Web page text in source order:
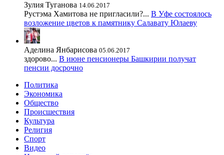
Зулия Туганова 14.06.2017
Рустэма Хамитова не пригласили?... В Уфе состоялось
возложение цветов к памятнику Салавату Юлаеву
Аделина Янбарисова 05.06.2017
здорово... В июне пенсионеры Башкирии получат
пенсии досрочно
Политика
Экономика
Общество
Происшествия
Культура
Религия
Спорт
Видео